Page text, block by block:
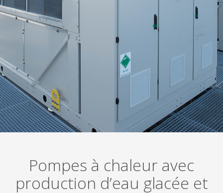
Pompes à chaleur avec
production d’eau glacée et